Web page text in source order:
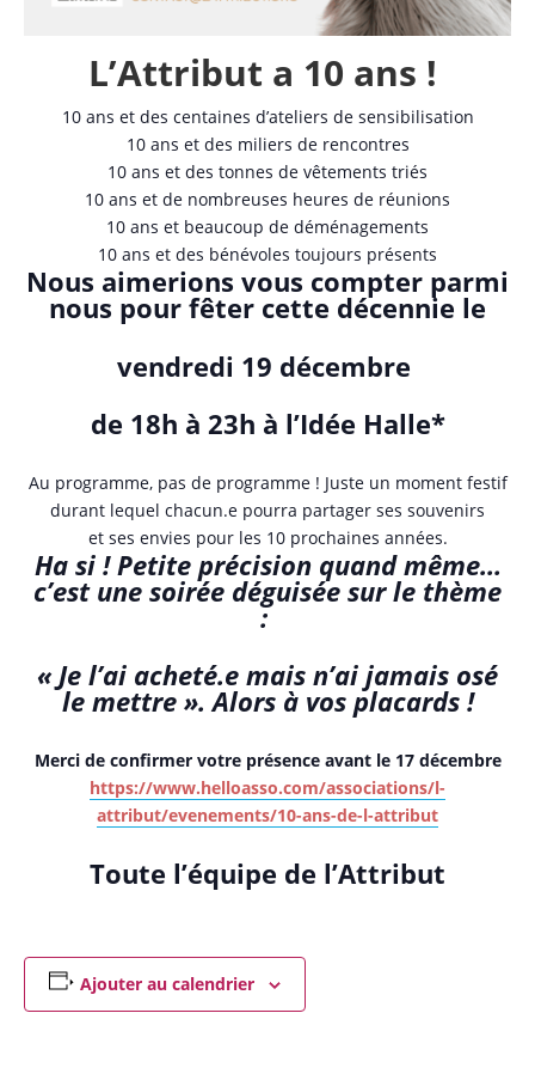
L’Attribut a 10 ans !
10 ans et des centaines d’ateliers de sensibilisation
10 ans et des miliers de rencontres
10 ans et des tonnes de vêtements triés
10 ans et de nombreuses heures de réunions
10 ans et beaucoup de déménagements
10 ans et des bénévoles toujours présents
Nous aimerions vous compter parmi
nous pour fêter cette décennie le
vendredi 19 décembre
de 18h à 23h à l’Idée Halle*
Au programme, pas de programme ! Juste un moment festif
durant lequel chacun.e pourra partager ses souvenirs
et ses envies pour les 10 prochaines années.
Ha si ! Petite précision quand même…
c’est une soirée déguisée sur le thème
:
« Je l’ai acheté.e mais n’ai jamais osé
le mettre ». Alors à vos placards !
Merci de confirmer votre présence avant le 17 décembre
https://www.helloasso.com/associations/l-
attribut/evenements/10-ans-de-l-attribut
Toute l’équipe de l’Attribut
Ajouter au calendrier